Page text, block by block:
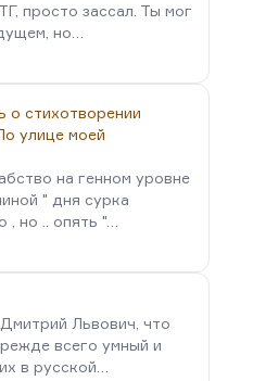
просто зассал. Ты мог
но…
о стихотворении
улице моей
на генном уровне
" дня сурка
но .. опять "…
Львович, что
всего умный и
в русской…